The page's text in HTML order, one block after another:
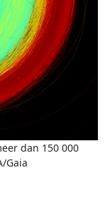
dan 150 000
Gaia